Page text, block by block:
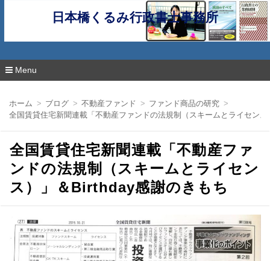
日本橋くるみ行政書士事務所
Menu
ホーム ブログ 不動産ファンド
ファンド商品の研究
全国賃貸住宅新聞連載「不動産ファンドの法規制（スキームとライセン
全国賃貸住宅新聞連載「不動産ファ
ンドの法規制（スキームとライセン
ス）」＆Birthday感謝のきもち